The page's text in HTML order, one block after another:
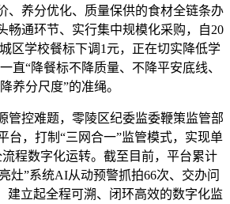
、养分优化、质量保供的食材全链条办
畅通环节、实行集中规模化采购，自20
区学校餐标下调1元，正在切实降低学
直“降餐标不降质量、不降平安底线、
养分尺度”的准绳。
控难题，零陵区纪委监委鞭策监管部
台，打制“三网合一”监管模式，实现单
程数字化运转。截至目前，平台累计
灶”系统AI从动预警抓拍66次、交办问
建立起全程可溯、闭环高效的数字化监